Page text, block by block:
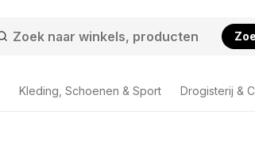
Kleding, Schoenen & Sport Drogisterij &